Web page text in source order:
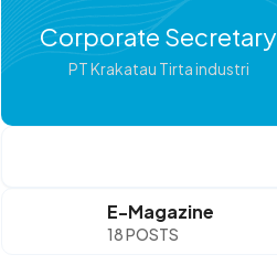
Corporate Secretary
PT Krakatau Tirta industri
E-Magazine
18 POSTS